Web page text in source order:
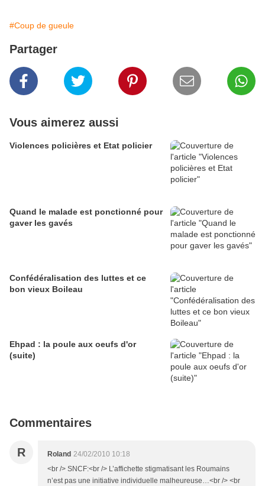
#Coup de gueule
Partager
Vous aimerez aussi
Violences policières et Etat policier
Quand le malade est ponctionné pour
gaver les gavés
Confédéralisation des luttes et ce
bon vieux Boileau
Ehpad : la poule aux oeufs d'or
(suite)
Commentaires
R Roland 24/02/2010 10:18
<br /> SNCF:<br /> L’affichette stigmatisant les Roumains
n’est pas une initiative individuelle malheureuse…<br /> <br